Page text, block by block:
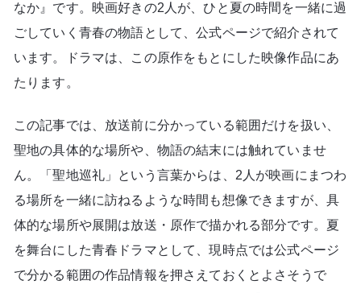
なか』です。映画好きの2人が、ひと夏の時間を一緒に過
ごしていく青春の物語として、公式ページで紹介されて
います。ドラマは、この原作をもとにした映像作品にあ
たります。
この記事では、放送前に分かっている範囲だけを扱い、
聖地の具体的な場所や、物語の結末には触れていませ
ん。「聖地巡礼」という言葉からは、2人が映画にまつわ
る場所を一緒に訪ねるような時間も想像できますが、具
体的な場所や展開は放送・原作で描かれる部分です。夏
を舞台にした青春ドラマとして、現時点では公式ページ
で分かる範囲の作品情報を押さえておくとよさそうで